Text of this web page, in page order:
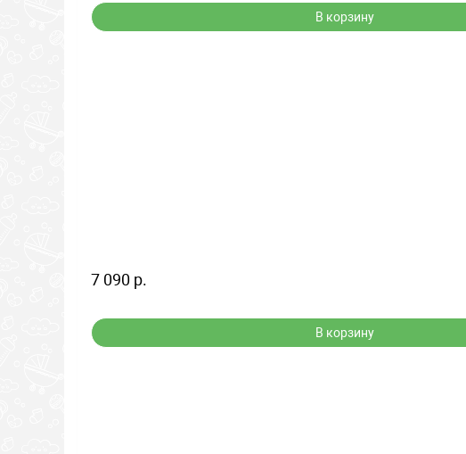
В корзину
7 090 р.
В корзину